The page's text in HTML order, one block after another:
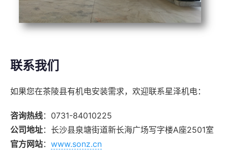
联系我们
如果您在茶陵县有机电安装需求，欢迎联系星泽机电：
咨询热线：0731-84010225
公司地址：长沙县泉塘街道新长海广场写字楼A座2501室
官方网站： www.sonz.cn